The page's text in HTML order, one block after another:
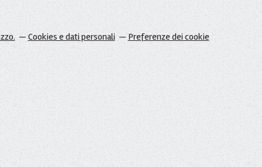
Cookies e dati personali Preferenze dei cookie